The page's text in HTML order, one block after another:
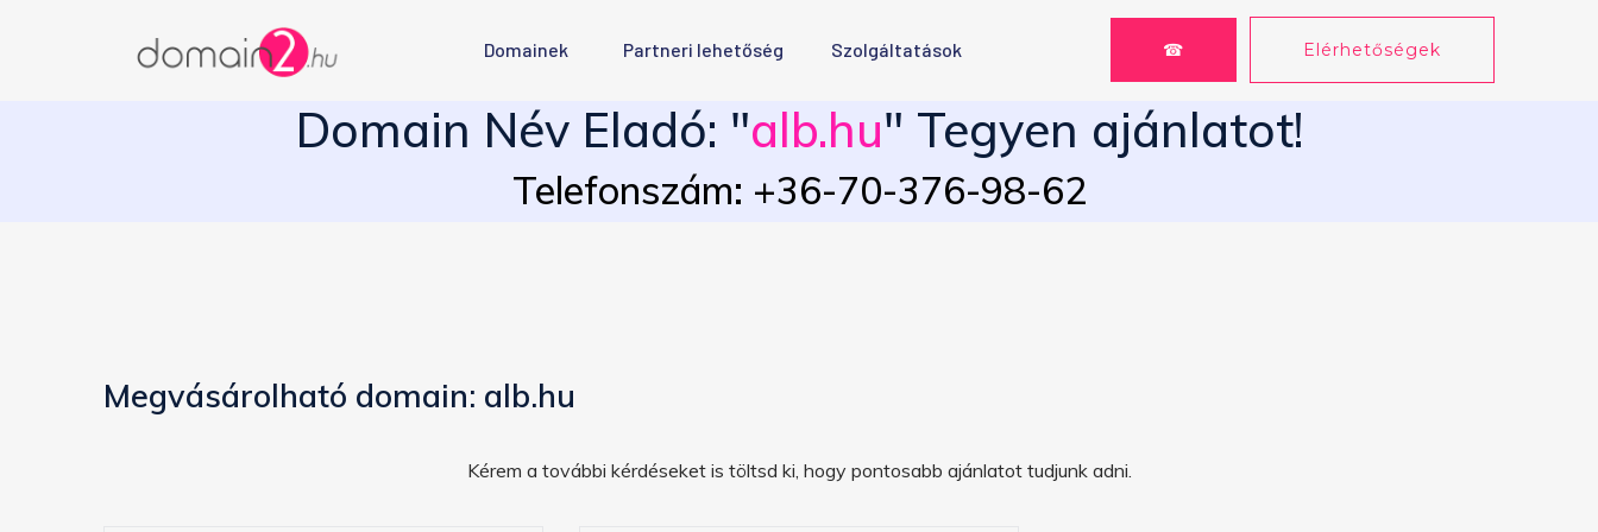
Domainek Partneri lehetőség Szolgáltatások ☎ Elérhetőségek
Domain Név Eladó: "alb.hu" Tegyen ajánlatot!
Telefonszám: +36-70-376-98-62
Megvásárolható domain: alb.hu
Kérem a további kérdéseket is töltsd ki, hogy pontosabb ajánlatot tudjunk adni.